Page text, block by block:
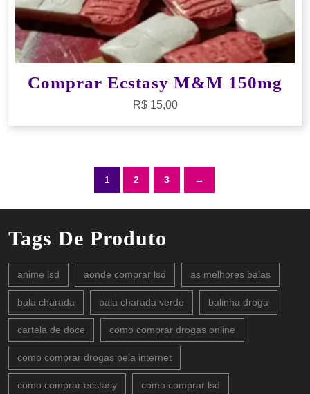
Comprar Ecstasy M&M 150mg
R$15,00
1 2 3 →
Tags De Produto
anime lsd aonde comprar lsd as melhores balas
bala charada bala charada verde balinha droga
cartela de doce como comprar drogas online
como comprar drogas pela internet
como comprar ecstasy como comprar lsd